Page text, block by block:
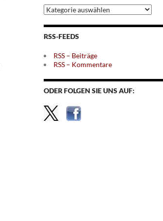
Archiv
nach
Themen
RSS-FEEDS
RSS – Beiträge
RSS – Kommentare
ODER FOLGEN SIE UNS AUF: